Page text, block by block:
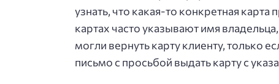
узнать, что какая-то конкретная
картах часто указывают имя
могли вернуть карту клиенту, только
письмо с просьбой выдать карту с